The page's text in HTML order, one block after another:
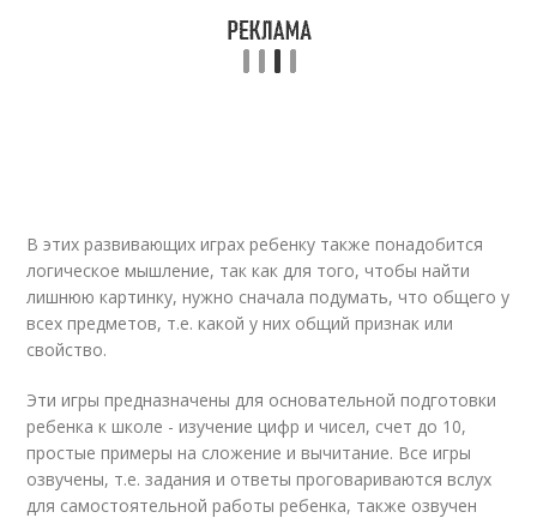
В этих развивающих играх ребенку также понадобится
логическое мышление, так как для того, чтобы найти
лишнюю картинку, нужно сначала подумать, что общего у
всех предметов, т.е. какой у них общий признак или
свойство.
Эти игры предназначены для основательной подготовки
ребенка к школе - изучение цифр и чисел, счет до 10,
простые примеры на сложение и вычитание. Все игры
озвучены, т.е. задания и ответы проговариваются вслух
для самостоятельной работы ребенка, также озвучен